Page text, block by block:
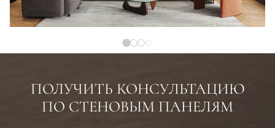
ПОЛУЧИТЬ КОНСУЛЬТАЦИЮ
ПО СТЕНОВЫМ ПАНЕЛЯМ